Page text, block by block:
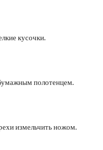
кусочки.
полотенцем.
измельчить ножом.